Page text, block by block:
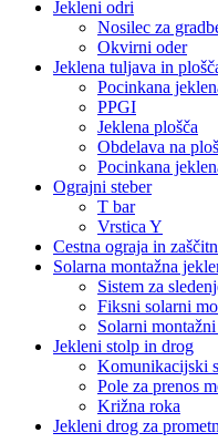
Jekleni odri
Nosilec za
Okvirni oder
Jeklena tuljava in
Pocinkana
PPGI
Jeklena plošča
Obdelava na
Pocinkana
Ograjni steber
T bar
Vrstica Y
Cestna ograja in
Solarna montažna
Sistem za
Fiksni solarni
Solarni
Jekleni stolp in drog
Komunikacijski
Pole za prenos
Križna roka
Jekleni drog za